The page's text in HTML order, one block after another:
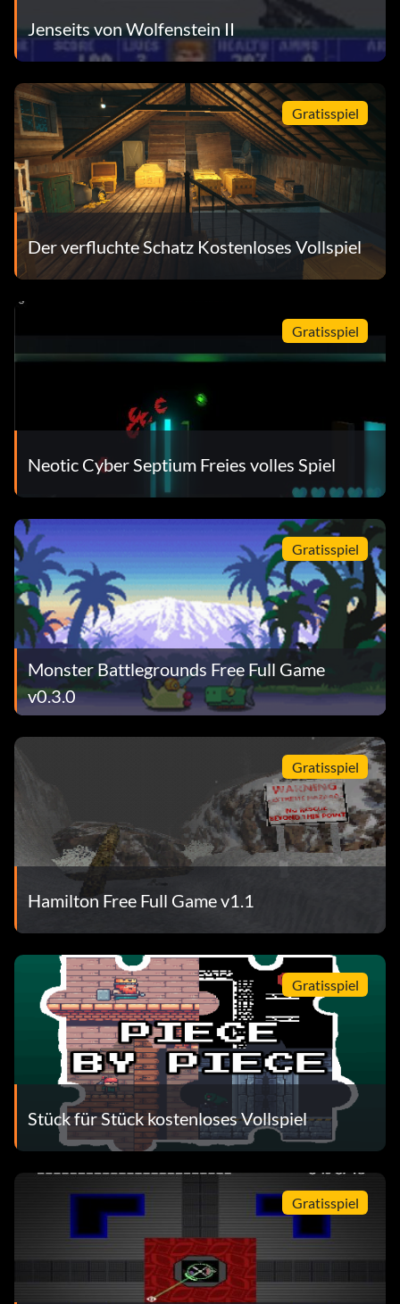
Jenseits von Wolfenstein II
Gratisspiel
Der verfluchte Schatz Kostenloses Vollspiel
Gratisspiel
Neotic Cyber Septium Freies volles Spiel
Gratisspiel
Monster Battlegrounds Free Full Game
v0.3.0
Gratisspiel
Hamilton Free Full Game v1.1
Gratisspiel
Stück für Stück kostenloses Vollspiel
Gratisspiel